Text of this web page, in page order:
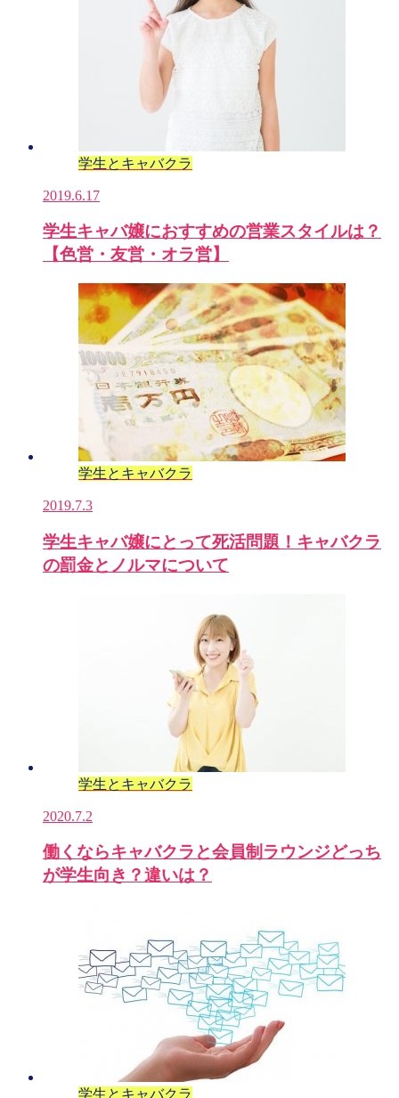
学生とキャバクラ
2019.6.17
学生キャバ嬢におすすめの営業スタイルは？
【色営・友営・オラ営】
学生とキャバクラ
2019.7.3
学生キャバ嬢にとって死活問題！キャバクラ
の罰金とノルマについて
学生とキャバクラ
2020.7.2
働くならキャバクラと会員制ラウンジどっち
が学生向き？違いは？
学生とキャバクラ